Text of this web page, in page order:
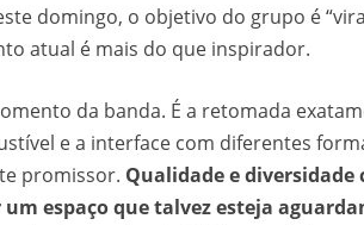
domingo, o objetivo do grupo é
atual é mais do que inspirador.
da banda. É a retomada
e a interface com diferentes
promissor. Qualidade e diversidade
espaço que talvez esteja